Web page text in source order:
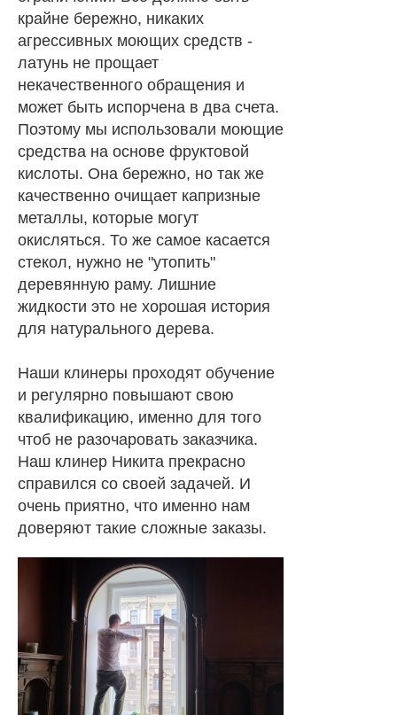
крайне бережно, никаких
агрессивных моющих средств -
латунь не прощает
некачественного обращения и
может быть испорчена в два счета.
Поэтому мы использовали моющие
средства на основе фруктовой
кислоты. Она бережно, но так же
качественно очищает капризные
металлы, которые могут
окисляться. То же самое касается
стекол, нужно не "утопить"
деревянную раму. Лишние
жидкости это не хорошая история
для натурального дерева.
Наши клинеры проходят обучение
и регулярно повышают свою
квалификацию, именно для того
чтоб не разочаровать заказчика.
Наш клинер Никита прекрасно
справился со своей задачей. И
очень приятно, что именно нам
доверяют такие сложные заказы.